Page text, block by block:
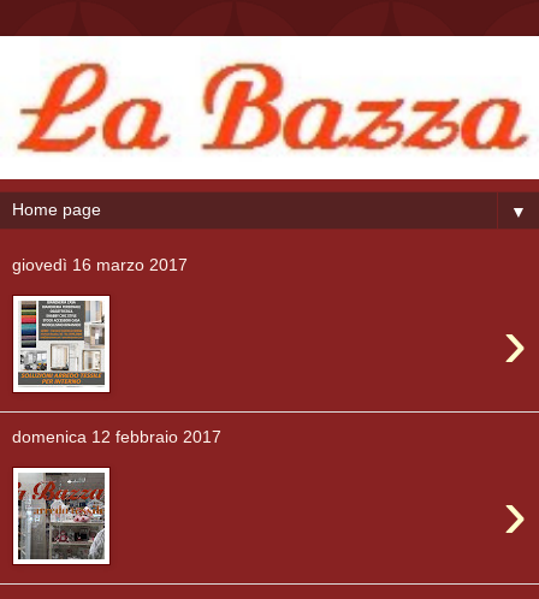
▼
giovedì 16 marzo 2017
›
domenica 12 febbraio 2017
›